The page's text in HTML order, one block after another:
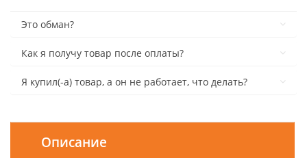
Это обман?
Как я получу товар после оплаты?
Я купил(-а) товар, а он не работает, что делать?
Описание